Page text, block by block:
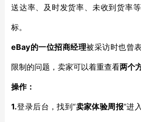
送达率、及时发货率、未收到货率
标。
eBay的一位招商经理被采访时也曾
限制的问题，卖家可以着重查看两个
操作：
1.登录后台，找到“卖家体验周报”进